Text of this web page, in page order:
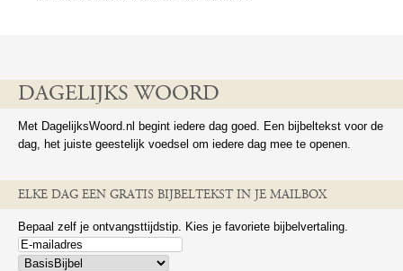
DAGELIJKS WOORD
Met DagelijksWoord.nl begint iedere dag goed. Een bijbeltekst voor de
dag, het juiste geestelijk voedsel om iedere dag mee te openen.
ELKE DAG EEN GRATIS BIJBELTEKST IN JE MAILBOX
Bepaal zelf je ontvangsttijdstip. Kies je favoriete bijbelvertaling.